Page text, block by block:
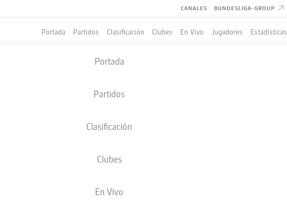
CANALES BUNDESLIGA-GROUP
Portada Partidos Clasificación Clubes En Vivo Jugadores Estadísticas
Portada
Partidos
Clasificación
Clubes
En Vivo